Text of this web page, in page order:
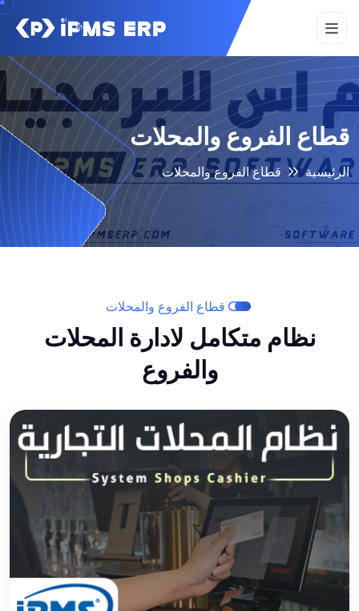
قطاع الفروع والمحلات
الرئيسية قطاع الفروع والمحلات
قطاع الفروع والمحلات
نظام متكامل لادارة المحلات
والفروع